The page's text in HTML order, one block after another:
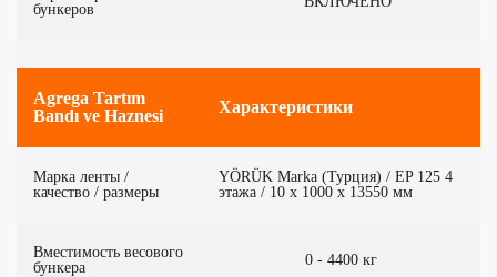
бункеров
Agrega Tartım
Bandı ve Haznesi
Характеристики
Марка ленты /
качество / размеры
YÖRÜK Marka (Турция) / EP 125 4
этажа / 10 x 1000 x 13550 мм
Вместимость весового
бункера
0 - 4400 кг